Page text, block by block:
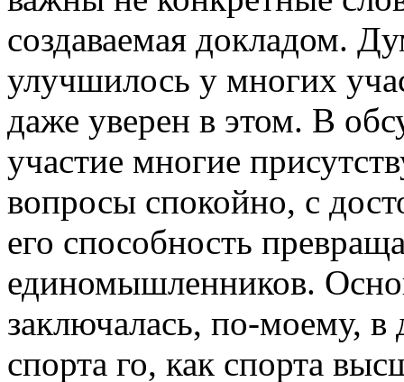
создаваемая докладом.
улучшилось у многих
даже уверен в этом. В
участие многие
вопросы спокойно, с
его способность
единомышленников.
заключалась, по-моему, в
спорта го, как спорта